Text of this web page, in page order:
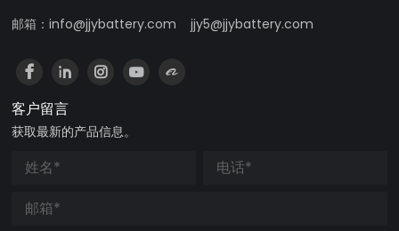
邮箱：info@jjybattery.com jjy5@jjybattery.com
客户留言
获取最新的产品信息。